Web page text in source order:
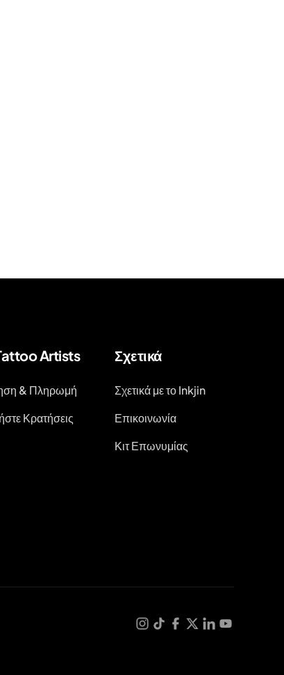
Artists
& Πληρωμή
Κρατήσεις
Σχετικά
Σχετικά με το Inkjin
Επικοινωνία
Κιτ Επωνυμίας